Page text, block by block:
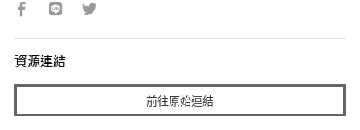
資源連結
前往原始連結